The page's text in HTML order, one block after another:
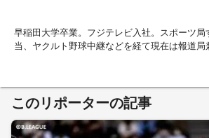
早稲田大学卒業。フジテレビ入社。スポーツ
当、ヤクルト野球中継などを経て現在は報道局
このリポーターの記事